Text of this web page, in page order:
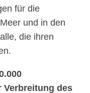
für die
und in den
die ihren
Verbreitung des